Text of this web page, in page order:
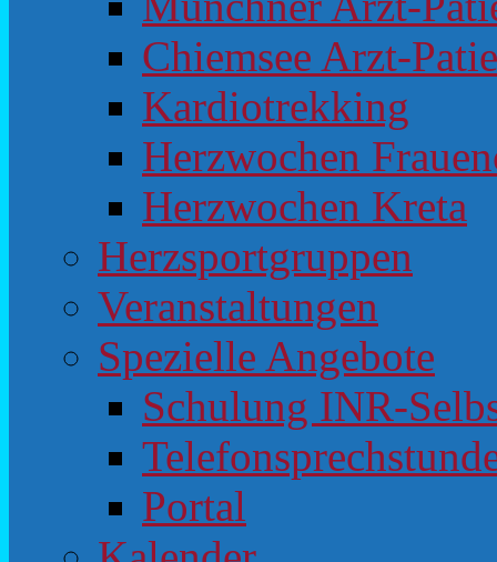
Chiemsee Arzt-
Kardiotrekking
Herzwochen
Herzwochen Kreta
Herzsportgruppen
Veranstaltungen
Spezielle Angebote
Schulung INR-
Portal